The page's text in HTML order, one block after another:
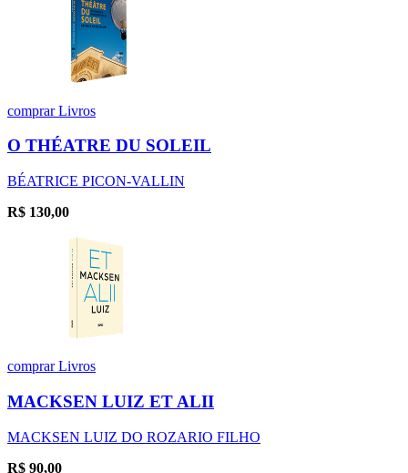
comprarLivros
O THÉATRE DU SOLEIL
BÉATRICE PICON-VALLIN
R$ 130,00
comprarLivros
MACKSEN LUIZ ET ALII
MACKSEN LUIZ DO ROZARIO FILHO
R$ 90,00